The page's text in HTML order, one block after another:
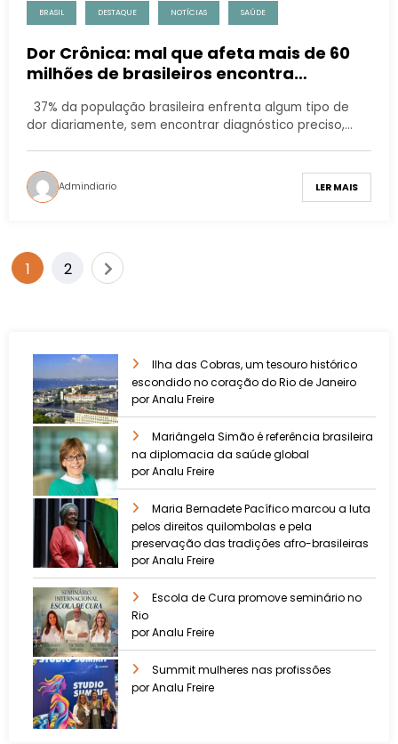
BRASIL DESTAQUE NOTÍCIAS SAÚDE
Dor Crônica: mal que afeta mais de 60
milhões de brasileiros encontra
37% da população brasileira enfrenta algum tipo de
dor diariamente, sem encontrar diagnóstico preciso,…
Admindiario LER MAIS
1 2
Ilha das Cobras, um tesouro histórico
escondido no coração do Rio de Janeiro
por Analu Freire
Mariângela Simão é referência brasileira
na diplomacia da saúde global
por Analu Freire
Maria Bernadete Pacífico marcou a luta
pelos direitos quilombolas e pela
preservação das tradições afro-brasileiras
por Analu Freire
Escola de Cura promove seminário no
Rio
por Analu Freire
Summit mulheres nas profissões
por Analu Freire